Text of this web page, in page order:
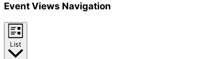
Event Views Navigation
List